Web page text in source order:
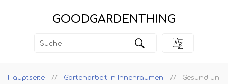
GOODGARDENTHING
Hauptseite Gartenarbeit in Innenräumen Gesund und